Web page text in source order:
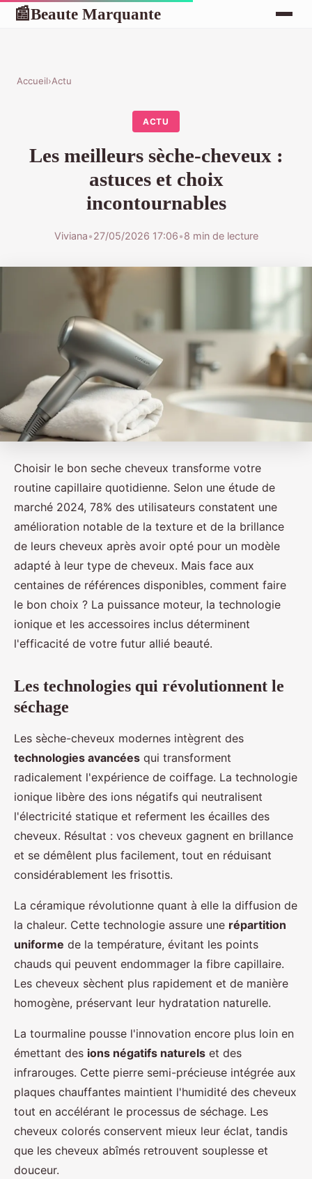
📰Beaute Marquante
Accueil›Actu
ACTU
Les meilleurs sèche-cheveux :
astuces et choix
incontournables
Viviana•27/05/2026 17:06•8 min de lecture
Choisir le bon seche cheveux transforme votre
routine capillaire quotidienne. Selon une étude de
marché 2024, 78% des utilisateurs constatent une
amélioration notable de la texture et de la brillance
de leurs cheveux après avoir opté pour un modèle
adapté à leur type de cheveux. Mais face aux
centaines de références disponibles, comment faire
le bon choix ? La puissance moteur, la technologie
ionique et les accessoires inclus déterminent
l'efficacité de votre futur allié beauté.
Les technologies qui révolutionnent le
séchage
Les sèche-cheveux modernes intègrent des
technologies avancées qui transforment
radicalement l'expérience de coiffage. La technologie
ionique libère des ions négatifs qui neutralisent
l'électricité statique et referment les écailles des
cheveux. Résultat : vos cheveux gagnent en brillance
et se démêlent plus facilement, tout en réduisant
considérablement les frisottis.
La céramique révolutionne quant à elle la diffusion de
la chaleur. Cette technologie assure une répartition
uniforme de la température, évitant les points
chauds qui peuvent endommager la fibre capillaire.
Les cheveux sèchent plus rapidement et de manière
homogène, préservant leur hydratation naturelle.
La tourmaline pousse l'innovation encore plus loin en
émettant des ions négatifs naturels et des
infrarouges. Cette pierre semi-précieuse intégrée aux
plaques chauffantes maintient l'humidité des cheveux
tout en accélérant le processus de séchage. Les
cheveux colorés conservent mieux leur éclat, tandis
que les cheveux abîmés retrouvent souplesse et
douceur.